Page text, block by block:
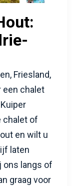
Friesland,
een chalet
chalet of
en wilt u
laten
ons langs of
graag voor